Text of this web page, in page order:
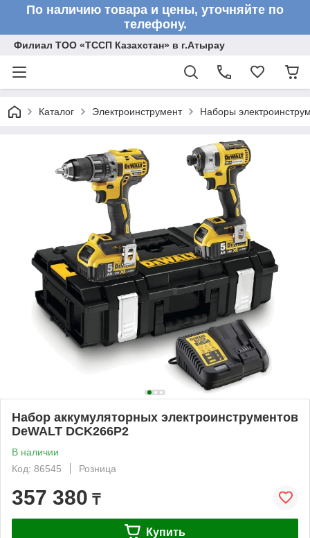
По наличию товара и цены, уточняйте по
телефону.
Филиал ТОО «ТССП Казахстан» в г.Атырау
Каталог Электроинструмент Наборы
Набор аккумуляторных электроинструментов
DeWALT DCK266P2
В наличии
Код: 86545
Розница
357 380 ₸
Купить